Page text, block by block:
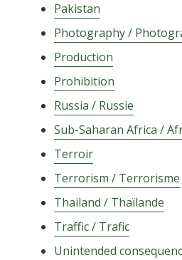
Pakistan
Photography /
Production
Prohibition
Russia / Russie
Sub-Saharan Africa /
Terroir
Terrorism / Terrorisme
Thailand / Thaïlande
Traffic / Trafic
Unintended